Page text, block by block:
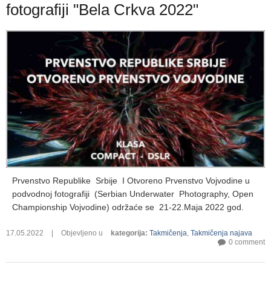
fotografiji "Bela Crkva 2022"
Prvenstvo Republike Srbije I Otvoreno Prvenstvo Vojvodine u
podvodnoj fotografiji (Serbian Underwater Photography, Open
Championship Vojvodine) održaće se 21-22.Maja 2022 god.
17.05.2022 Objevljeno u kategorija: Takmičenja, Takmičenja najava
0 comment